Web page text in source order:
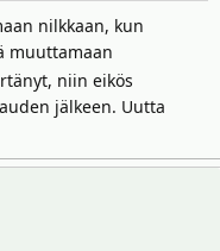
nilkkaan, kun
muuttamaan
niin eikös
jälkeen. Uutta